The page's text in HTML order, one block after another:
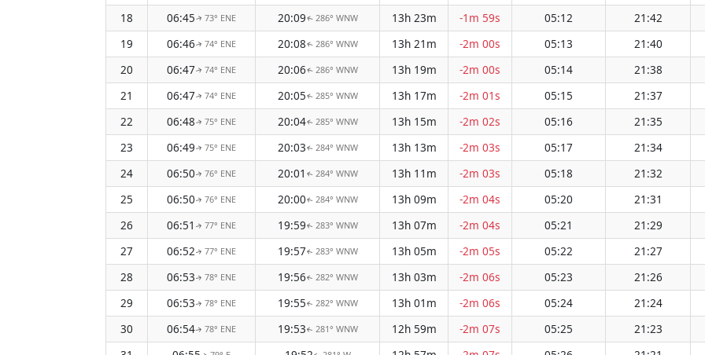
18
06:45↑73° ENE 20:09↑ 286° WNW 13h 23m -1m 59s 05:12
21:42
19
06:46↑ 74° ENE 20:08↑ 286° WNW 13h 21m -2m 00s 05:13
21:40
20
06:47↑ 74° ENE 20:06↑ 286° WNW 13h 19m -2m 00s 05:14
21:38
21
06:47↑ 74° ENE 20:05↑ 285° WNW 13h 17m -2m 01s 05:15
21:37
22
06:48↑ 75° ENE 20:04↑ 285° WNW 13h 15m -2m 02s 05:16
21:35
23
06:49↑ 75° ENE 20:03↑ 284° WNW 13h 13m -2m 03s 05:17
21:34
24
06:50↑ 76° ENE 20:01 ↑ 284° WNW 13h 11m -2m 03s 05:18
21:32
25
06:50↑ 76° ENE 20:00↑ 284° WNW 13h 09m -2m 04s 05:20
21:31
26
06:51 ↑ 77° ENE 19:59↑ 283° WNW 13h 07m -2m 04s 05:21
21:29
27
06:52↑ 77° ENE 19:57↑ 283° WNW 13h 05m -2m 05s 05:22
21:27
28
06:53↑ 78° ENE 19:56↑ 282° WNW 13h 03m -2m 06s 05:23
21:26
29
06:53↑ 78° ENE 19:55↑ 282° WNW 13h 01m -2m 06s 05:24
21:24
30
06:54↑ 78° ENE 19:53↑ 281° WNW 12h 59m -2m 07s 05:25
21:23